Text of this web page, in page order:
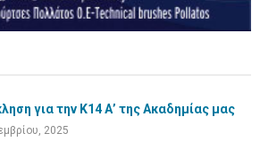
για την Κ14 Α’ της Ακαδημίας μας
2025